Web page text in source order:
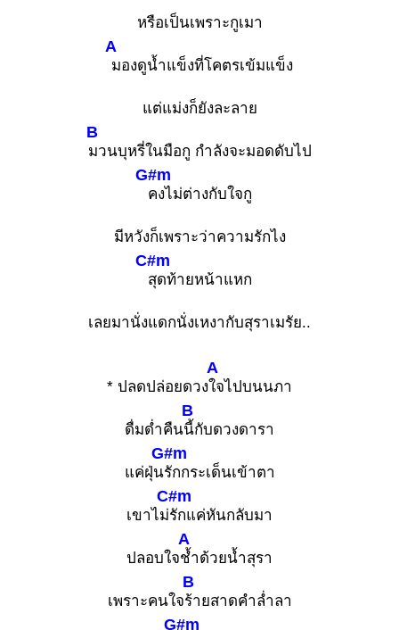
หรือเป็นเพราะกูเมา
A
มองดูน้ำแข็งที่โคตรเข้มแข็ง
แต่แม่งก็ยังละลาย
B
มวนบุหรี่ในมือกู กำลังจะมอดดับไป
G#m
คงไม่ต่างกับใจกู
มีหวังก็เพราะว่าความรักไง
C#m
สุดท้ายหน้าแหก
เลยมานั่งแดกนั่งเหงากับสุราเมรัย..
* ปลดปล่อยดวง
A
ใจไปบนนภา
ดื่มด่ำคืน
B
นี้กับดวงดารา
แค่ฝุ่น
G#m
รักกระเด็นเข้าตา
เขาไม่
C#m
รักแค่หันกลับมา
ปลอบใจ
A
ช้ำด้วยน้ำสุรา
เพราะคนใจ
B
ร้ายสาดคำล่ำลา
G#m